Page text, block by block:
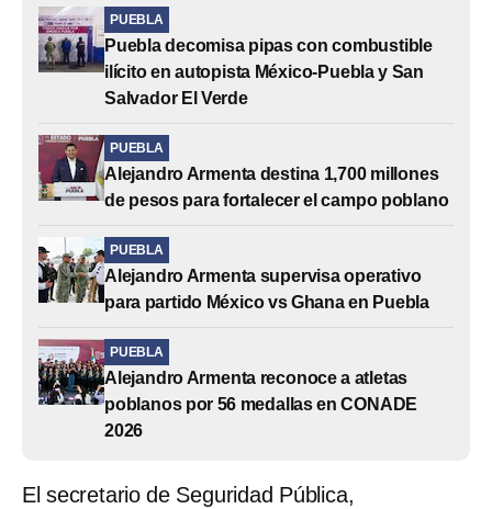
PUEBLA
Puebla decomisa pipas con combustible
ilícito en autopista México-Puebla y San
Salvador El Verde
PUEBLA
Alejandro Armenta destina 1,700 millones
de pesos para fortalecer el campo poblano
PUEBLA
Alejandro Armenta supervisa operativo
para partido México vs Ghana en Puebla
PUEBLA
Alejandro Armenta reconoce a atletas
poblanos por 56 medallas en CONADE
2026
El secretario de Seguridad Pública,